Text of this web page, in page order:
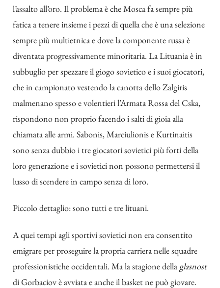
l’assalto all’oro. Il problema è che Mosca fa sempre più
fatica a tenere insieme i pezzi di quella che è una selezione
sempre più multietnica e dove la componente russa è
diventata progressivamente minoritaria. La Lituania è in
subbuglio per spezzare il giogo sovietico e i suoi giocatori,
che in campionato vestendo la canotta dello Zalgiris
malmenano spesso e volentieri l’Armata Rossa del Cska,
rispondono non proprio facendo i salti di gioia alla
chiamata alle armi. Sabonis, Marciulionis e Kurtinaitis
sono senza dubbio i tre giocatori sovietici più forti della
loro generazione e i sovietici non possono permettersi il
lusso di scendere in campo senza di loro.
Piccolo dettaglio: sono tutti e tre lituani.
A quei tempi agli sportivi sovietici non era consentito
emigrare per proseguire la propria carriera nelle squadre
professionistiche occidentali. Ma la stagione della glasnost
di Gorbaciov è avviata e anche il basket ne può giovare.